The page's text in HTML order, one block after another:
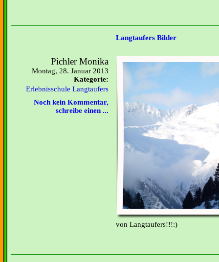
Langtaufers Bilder
Pichler Monika
Montag, 28. Januar 2013
Kategorie:
Erlebnisschule Langtaufers
Noch kein Kommentar,
schreibe einen ...
von Langtaufers!!!:)